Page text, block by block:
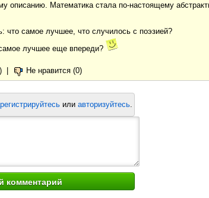
описанию. Математика стала по-настоящему
что самое лучшее, что случилось с поэзией?
лучшее еще впереди?
Не нравится (0)
или авторизуйтесь.